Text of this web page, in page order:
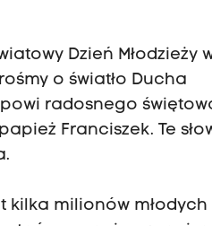
Dzień Młodzieży
o światło Ducha
radosnego
Franciszek. Te
kilka milionów młodych